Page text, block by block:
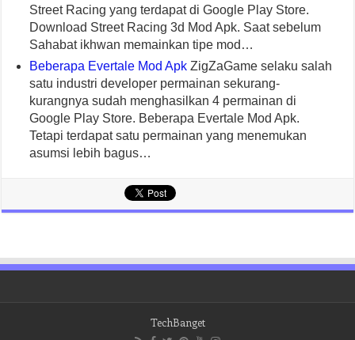
Street Racing yang terdapat di Google Play Store.
Download Street Racing 3d Mod Apk. Saat sebelum
Sahabat ikhwan memainkan tipe mod…
Beberapa Evertale Mod Apk ZigZaGame selaku salah
satu industri developer permainan sekurang-
kurangnya sudah menghasilkan 4 permainan di
Google Play Store. Beberapa Evertale Mod Apk.
Tetapi terdapat satu permainan yang menemukan
asumsi lebih bagus…
TechBanget